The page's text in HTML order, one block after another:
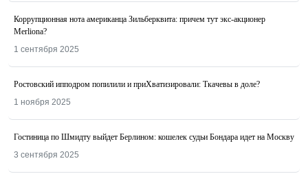
Коррупционная нота американца Зильберквита: причем тут экс-акционер
Merliona?
1 сентября 2025
Ростовский ипподром попилили и приХватизировали: Ткачевы в доле?
1 ноября 2025
Гостиница по Шмидту выйдет Берлином: кошелек судьи Бондара идет на Москву
3 сентября 2025